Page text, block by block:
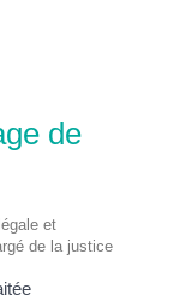
de
et
de la justice